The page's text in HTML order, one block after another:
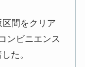
間をクリア
ンビニエンス
た。